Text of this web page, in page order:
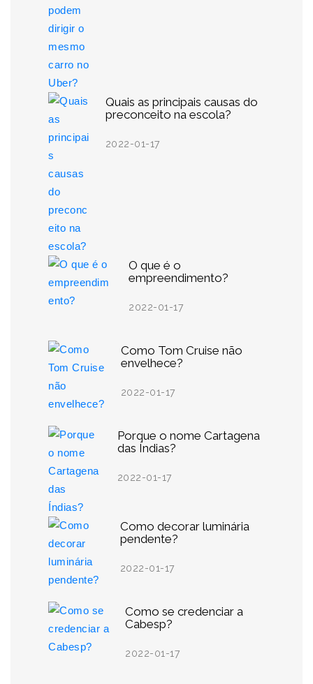
Quais as principais causas do
preconceito na escola?
2022-01-17
O que é o
empreendimento?
2022-01-17
Como Tom Cruise não
envelhece?
2022-01-17
Porque o nome Cartagena
das Índias?
2022-01-17
Como decorar luminária
pendente?
2022-01-17
Como se credenciar a
Cabesp?
2022-01-17